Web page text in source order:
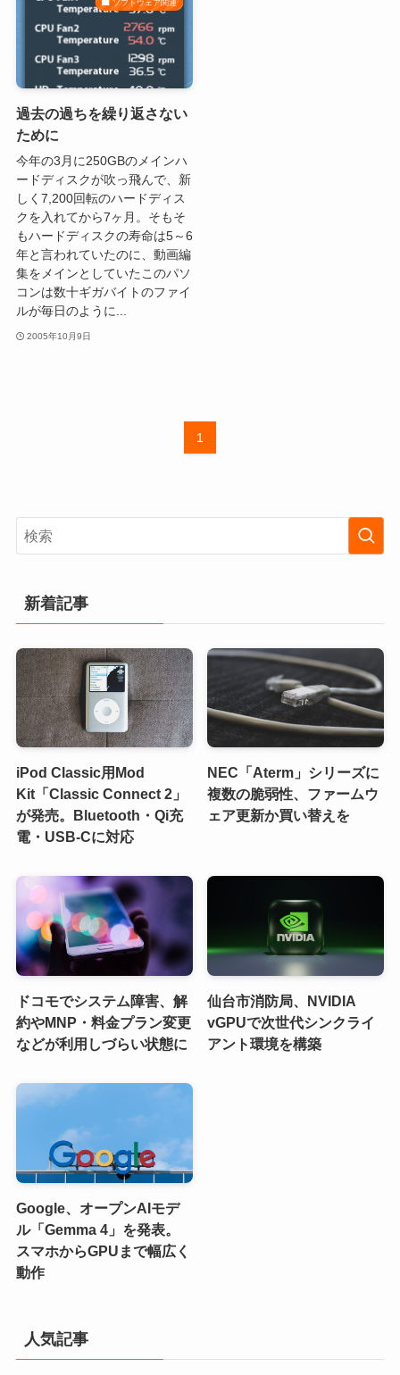
ソフトウェア関連
過去の過ちを繰り返さない
ために
今年の3月に250GBのメインハ
ードディスクが吹っ飛んで、新
しく7,200回転のハードディス
クを入れてから7ヶ月。そもそ
もハードディスクの寿命は5～6
年と言われていたのに、動画編
集をメインとしていたこのパソ
コンは数十ギガバイトのファイ
ルが毎日のように...
2005年10月9日
1
新着記事
iPod Classic用Mod
Kit「Classic Connect 2」
が発売。Bluetooth・Qi充
電・USB-Cに対応
NEC「Aterm」シリーズに
複数の脆弱性、ファームウ
ェア更新か買い替えを
ドコモでシステム障害、解
約やMNP・料金プラン変更
などが利用しづらい状態に
仙台市消防局、NVIDIA
vGPUで次世代シンクライ
アント環境を構築
Google、オープンAIモデ
ル「Gemma 4」を発表。
スマホからGPUまで幅広く
動作
人気記事